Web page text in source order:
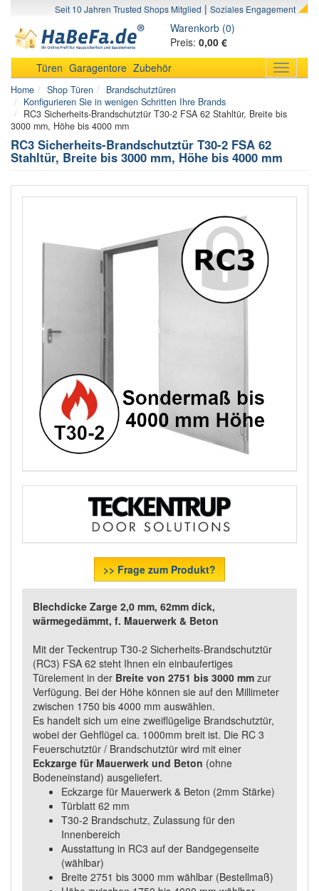
Seit 10 Jahren Trusted Shops Mitglied | Soziales Engagement
Warenkorb (0)
Preis: 0,00 €
Toggle
Türen Garagentore Zubehör
Home Shop Türen
Brandschutztüren
Konfigurieren Sie in wenigen Schritten Ihre Brands
RC3 Sicherheits-Brandschutztür T30-2 FSA 62 Stahltür, Breite bis
3000 mm, Höhe bis 4000 mm
RC3 Sicherheits-Brandschutztür T30-2 FSA 62
Stahltür, Breite bis 3000 mm, Höhe bis 4000 mm
>> Frage zum Produkt?
Blechdicke Zarge 2,0 mm, 62mm dick,
wärmegedämmt, f. Mauerwerk & Beton
Mit der Teckentrup T30-2 Sicherheits-Brandschutztür
(RC3) FSA 62 steht Ihnen ein einbaufertiges
Türelement in der Breite von 2751 bis 3000 mm zur
Verfügung. Bei der Höhe können sie auf den Millimeter
zwischen 1750 bis 4000 mm auswählen.
Es handelt sich um eine zweiflügelige Brandschutztür,
wobei der Gehflügel ca. 1000mm breit ist. Die RC 3
Feuerschutztür / Brandschutztür wird mit einer
Eckzarge für Mauerwerk und Beton (ohne
Bodeneinstand) ausgeliefert.
Eckzarge für Mauerwerk & Beton (2mm Stärke)
Türblatt 62 mm
T30-2 Brandschutz, Zulassung für den
Innenbereich
Ausstattung in RC3 auf der Bandgegenseite
(wählbar)
Breite 2751 bis 3000 mm wählbar (Bestellmaß)